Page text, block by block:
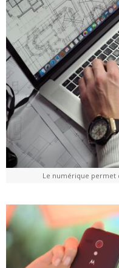
Le numérique permet